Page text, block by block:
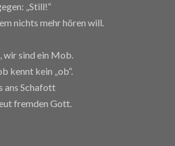
„Still!“
nichts mehr hören will.
wir sind ein Mob.
kennt kein „ob“.
ans Schafott
fremden Gott.